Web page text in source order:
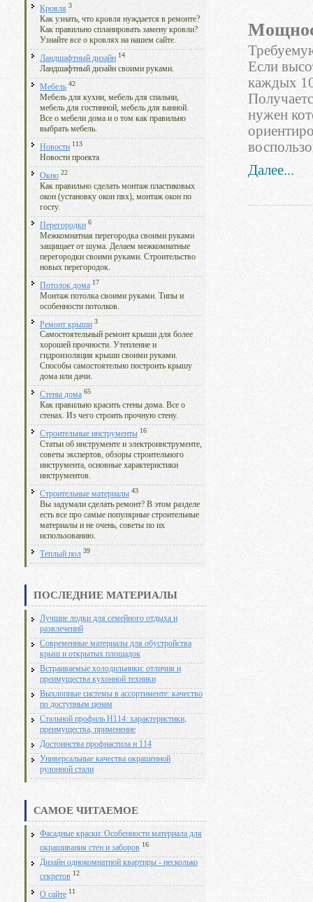
Кровля 3
Как узнать, что кровля нуждается в ремонте?
Как правильно спланировать замену кровли?
Узнайте все о кровлях на нашем сайте.
Ландшафтный дизайн 14
Ландшафтный дизайн своими руками.
Мебель 42
Мебель для кухни, мебель для спальни,
мебель для гостинной, мебель для ванной.
Все о мебели дома и о том как правильно
выбрать мебель.
Новости 113
Новости проекта
Окно 22
Как правильно сделать монтаж пластиковых
окон (установку окон пвх), монтаж окон по
госту.
Перегородки 6
Межкомнатная перегородка своими руками
защищает от шума. Делаем межкомнатные
перегородки своими руками. Строительство
новых перегородок.
Потолок дома 17
Монтаж потолка своими руками. Типы и
особенности потолков.
Ремонт крыши 3
Самостоятельный ремонт крыши для более
хорошей прочности. Утепление и
гидроизоляция крыши своими руками.
Способы самостоятельно построить крышу
дома или дачи.
Стены дома 65
Как правильно красить стены дома. Все о
стенах. Из чего строить прочную стену.
Строительные инструменты 16
Статьи об инструменте и электроинструменте,
советы экспертов, обзоры строительного
инструмента, основные характеристики
инструментов.
Строительные материалы 43
Вы задумали сделать ремонт? В этом разделе
есть все про самые популярные строительные
материалы и не очень, советы по их
использованию.
Теплый пол 39
ПОСЛЕДНИЕ МАТЕРИАЛЫ
Лучшие лодки для семейного отдыха и
развлечений
Современные материалы для обустройства
крыш и открытых площадок
Встраиваемые холодильники: отличия и
преимущества кухонной техники
Выхлопные системы в ассортименте: качество
по доступным ценам
Стальной профиль Н114: характеристики,
преимущества, применение
Достоинства профнастила н 114
Универсальные качества окрашенной
рулонной стали
САМОЕ ЧИТАЕМОЕ
Фасадные краски: Особенности материала для
окрашивания стен и заборов 16
Дизайн однокомнатной квартиры - несколько
секретов 12
О сайте 11
Если
каждых
нужен
Далее...